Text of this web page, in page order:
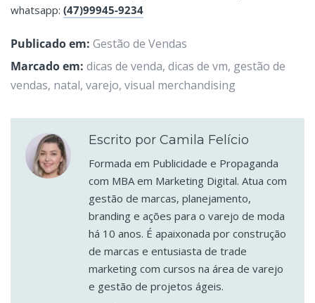
whatsapp: (47)99945-9234
Publicado em: Gestão de Vendas
Marcado em: dicas de venda, dicas de vm, gestão de
vendas, natal, varejo, visual merchandising
Escrito por Camila Felício
Formada em Publicidade e Propaganda
com MBA em Marketing Digital. Atua com
gestão de marcas, planejamento,
branding e ações para o varejo de moda
há 10 anos. É apaixonada por construção
de marcas e entusiasta de trade
marketing com cursos na área de varejo
e gestão de projetos ágeis.